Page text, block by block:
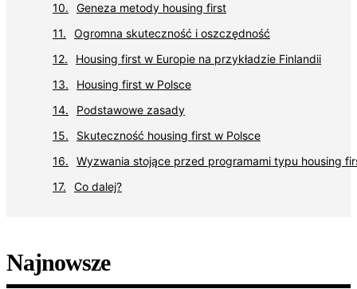
Geneza metody housing first
Ogromna skuteczność i oszczędność
Housing first w Europie na przykładzie Finlandii
Housing first w Polsce
Podstawowe zasady
Skuteczność housing first w Polsce
Wyzwania stojące przed programami typu housing
Co dalej?
Najnowsze